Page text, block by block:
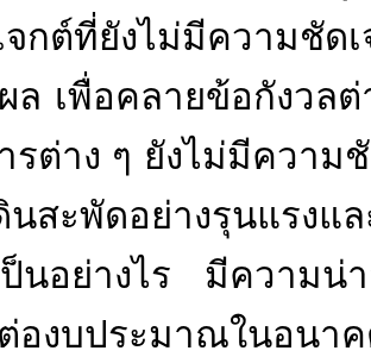
เจกต์ที่ยังไม่มีความ
ล เพื่อคลายข้อกังวล
รต่าง ๆ ยังไม่มีความ
สะพัดอย่างรุนแรงแ
นอย่างไร มีความน่
ต่องบประมาณในอน